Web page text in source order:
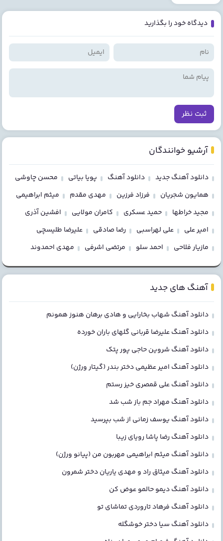
دیدگاه خود را بگذارید
ثبت نظر
آرشیو خوانندگان
دانلود آهنگ جدید دانلود آهنگ پویا بیاتی
محسن چاوشی
همایون شجریان
فرزاد فرزین مهدی مقدم
میثم ابراهیمی
مجید خراطها
حمید عسکری کامران مولایی
افشین آذری
امیر علی
علی لهراسبی رضا صادقی
علیرضا طلیسچی
مازیار فلاحی
احمد سلو مرتضی اشرفی مهدی احمدوند
آهنگ های جدید
دانلود آهنگ شهاب بخارایی و هادی برهان هنوز همونم
دانلود آهنگ علیرضا قربانی گلهای باران خورده
دانلود آهنگ شروین حاجی پور پتک
دانلود آهنگ امیر عظیمی دختر بندر (گیتار ورژن)
دانلود آهنگ علی قمصری خیز رستم
دانلود آهنگ مهراد جم باز شب شد
دانلود آهنگ یوسف زمانی از شب بپرسید
دانلود آهنگ رضا پاشا رویای زیبا
دانلود آهنگ میثم ابراهیمی مهربون من (پیانو ورژن)
دانلود آهنگ میثاق راد و مهدی یاریان دختر شمرون
دانلود آهنگ دیمو حالمو عوض کن
دانلود آهنگ فرهاد تاروردی تماشای تو
دانلود آهنگ سیا دختر خوشگله